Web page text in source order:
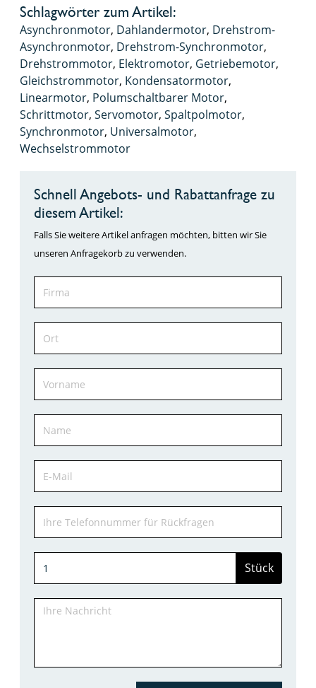
Schlagwörter zum Artikel:
Asynchronmotor, Dahlandermotor, Drehstrom-
Asynchronmotor, Drehstrom-Synchronmotor,
Drehstrommotor, Elektromotor, Getriebemotor,
Gleichstrommotor, Kondensatormotor,
Linearmotor, Polumschaltbarer Motor,
Schrittmotor, Servomotor, Spaltpolmotor,
Synchronmotor, Universalmotor,
Wechselstrommotor
Schnell Angebots- und Rabattanfrage zu
diesem Artikel:
Falls Sie weitere Artikel anfragen möchten, bitten wir Sie
unseren Anfragekorb zu verwenden.
Stück